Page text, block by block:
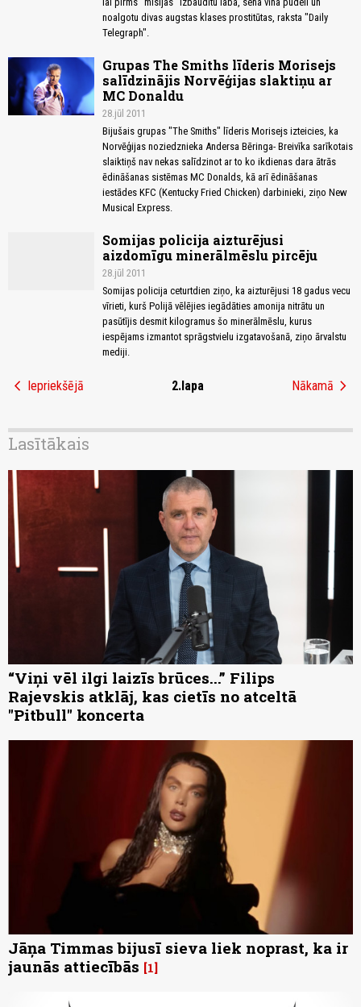
noalgotu divas augstas klases prostitūtas, raksta "Daily
Telegraph".
Grupas The Smiths līderis Morisejs
salīdzinājis Norvēģijas slaktiņu ar
MC Donaldu
28.jūl 2011
Bijušais grupas "The Smiths" līderis Morisejs izteicies, ka
Norvēģijas noziedznieka Andersa Bēringa- Breivīka sarīkotais
slaiktiņš nav nekas salīdzinot ar to ko ikdienas dara ātrās
ēdināšanas sistēmas MC Donalds, kā arī ēdināšanas
iestādes KFC (Kentucky Fried Chicken) darbinieki, ziņo New
Musical Express.
Somijas policija aizturējusi
aizdomīgu minerālmēslu pircēju
28.jūl 2011
Somijas policija ceturtdien ziņo, ka aizturējusi 18 gadus vecu
vīrieti, kurš Polijā vēlējies iegādāties amonija nitrātu un
pasūtījis desmit kilogramus šo minerālmēslu, kurus
iespējams izmantot sprāgstvielu izgatavošanā, ziņo ārvalstu
mediji.
chevron_left Iepriekšējā 2.lapa Nākamā chevron_right
Lasītākais
“Viņi vēl ilgi laizīs brūces...” Filips
Rajevskis atklāj, kas cietīs no atceltā
"Pitbull" koncerta
Jāņa Timmas bijusī sieva liek noprast, ka ir
jaunās attiecībās 1